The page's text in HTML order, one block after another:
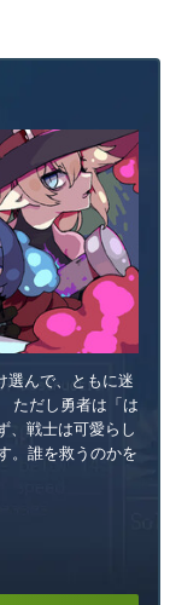
選んで、ともに迷
ただし勇者は「は
、戦士は可愛らし
。誰を救うのかを